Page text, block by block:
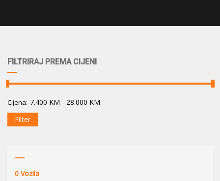
FILTRIRAJ PREMA CIJENI
Cijena: 7.400 KM - 28.000 KM
Filter
0 Vozila